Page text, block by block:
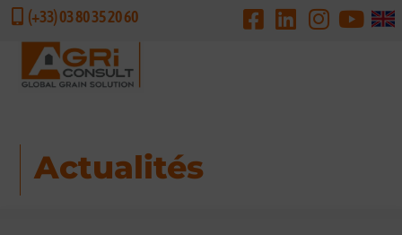
DEMANDE DE DEVIS
(+33) 03 80 35 20 60
Actualités